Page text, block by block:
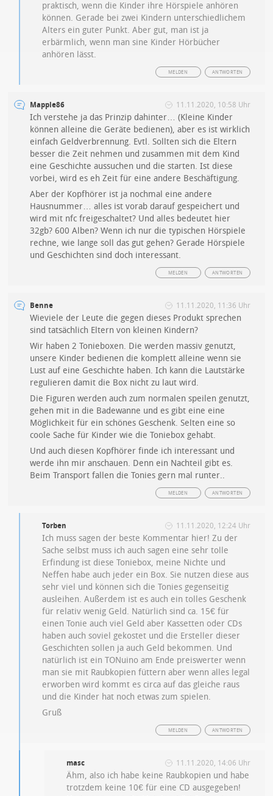
praktisch, wenn die Kinder ihre Hörspiele anhören
können. Gerade bei zwei Kindern unterschiedlichem
Alters ein guter Punkt. Aber gut, man ist ja
erbärmlich, wenn man sine Kinder Hörbücher
anhören lässt.
ANTWORTEN
MELDEN
Mapple86 11.11.2020, 10:58 Uhr
Ich verstehe ja das Prinzip dahinter… (Kleine Kinder
können alleine die Geräte bedienen), aber es ist wirklich
einfach Geldverbrennung. Evtl. Sollten sich die Eltern
besser die Zeit nehmen und zusammen mit dem Kind
eine Geschichte aussuchen und die starten. Ist diese
vorbei, wird es eh Zeit für eine andere Beschäftigung.
Aber der Kopfhörer ist ja nochmal eine andere
Hausnummer… alles ist vorab darauf gespeichert und
wird mit nfc freigeschaltet? Und alles bedeutet hier
32gb? 600 Alben? Wenn ich nur die typischen Hörspiele
rechne, wie lange soll das gut gehen? Gerade Hörspiele
und Geschichten sind doch interessant.
ANTWORTEN
MELDEN
Benne 11.11.2020, 11:36 Uhr
Wieviele der Leute die gegen dieses Produkt sprechen
sind tatsächlich Eltern von kleinen Kindern?
Wir haben 2 Tonieboxen. Die werden massiv genutzt,
unsere Kinder bedienen die komplett alleine wenn sie
Lust auf eine Geschichte haben. Ich kann die Lautstärke
regulieren damit die Box nicht zu laut wird.
Die Figuren werden auch zum normalen speilen genutzt,
gehen mit in die Badewanne und es gibt eine eine
Möglichkeit für ein schönes Geschenk. Selten eine so
coole Sache für Kinder wie die Toniebox gehabt.
Und auch diesen Kopfhörer finde ich interessant und
werde ihn mir anschauen. Denn ein Nachteil gibt es.
Beim Transport fallen die Tonies gern mal runter..
ANTWORTEN
MELDEN
Torben 11.11.2020, 12:24 Uhr
Ich muss sagen der beste Kommentar hier! Zu der
Sache selbst muss ich auch sagen eine sehr tolle
Erfindung ist diese Toniebox, meine Nichte und
Neffen habe auch jeder ein Box. Sie nutzen diese aus
sehr viel und können sich die Tonies gegenseitig
ausleihen. Außerdem ist es auch ein tolles Geschenk
für relativ wenig Geld. Natürlich sind ca. 15€ für
einen Tonie auch viel Geld aber Kassetten oder CDs
haben auch soviel gekostet und die Ersteller dieser
Geschichten sollen ja auch Geld bekommen. Und
natürlich ist ein TONuino am Ende preiswerter wenn
man sie mit Raubkopien füttern aber wenn alles legal
erworben wird kommt es circa auf das gleiche raus
und die Kinder hat noch etwas zum spielen.
Gruß
ANTWORTEN
MELDEN
masc 11.11.2020, 14:06 Uhr
Ähm, also ich habe keine Raubkopien und habe
trotzdem keine 10€ für eine CD ausgegeben!